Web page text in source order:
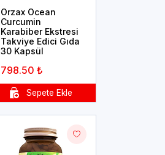
Orzax Ocean
Curcumin
Karabiber Ekstresi
Takviye Edici Gıda
30 Kapsül
798.50 ₺